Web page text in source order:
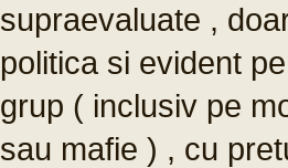
supraevaluate ,
politica si evident
grup ( inclusiv pe
sau mafie ) , cu